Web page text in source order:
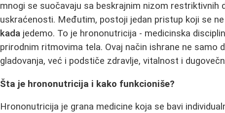
mnogi se suočavaju sa beskrajnim nizom restriktivnih
uskraćenosti. Međutim, postoji jedan pristup koji se
kada jedemo. To je hrononutricija - medicinska
prirodnim ritmovima tela. Ovaj način ishrane ne samo
gladovanja, već i podstiče zdravlje, vitalnost i
Šta je hrononutricija i kako funkcioniše?
Hrononutricija je grana medicine koja se bavi